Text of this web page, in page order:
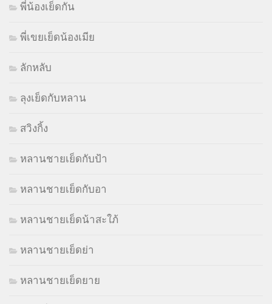
พี่น้องเย็ดกัน
พี่เขยเย็ดน้องเมีย
ลักหลับ
ลุงเย็ดกับหลาน
สวิงกิ้ง
หลานชายเย็ดกับป้า
หลานชายเย็ดกับอา
หลานชายเย็ดน้าสะใภ้
หลานชายเย็ดย่า
หลานชายเย็ดยาย